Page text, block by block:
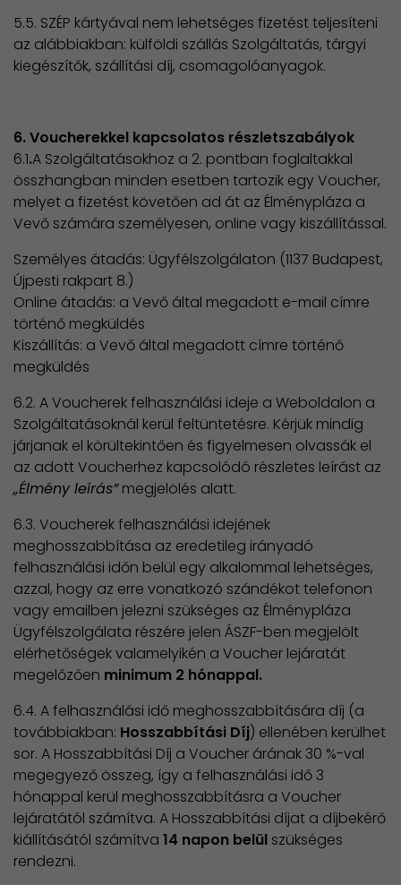
5.5. SZÉP kártyával nem lehetséges fizetést teljesíteni
az alábbiakban: külföldi szállás Szolgáltatás, tárgyi
kiegészítők, szállítási díj, csomagolóanyagok.
6. Voucherekkel kapcsolatos részletszabályok
6.1.A Szolgáltatásokhoz a 2. pontban foglaltakkal
összhangban minden esetben tartozik egy Voucher,
melyet a fizetést követően ad át az Élménypláza a
Vevő számára személyesen, online vagy kiszállítással.
Személyes átadás: Ügyfélszolgálaton (1137 Budapest,
Újpesti rakpart 8.)
Online átadás: a Vevő által megadott e-mail címre
történő megküldés
Kiszállítás: a Vevő által megadott címre történő
megküldés
6.2. A Voucherek felhasználási ideje a Weboldalon a
Szolgáltatásoknál kerül feltüntetésre. Kérjük mindig
járjanak el körültekintően és figyelmesen olvassák el
az adott Voucherhez kapcsolódó részletes leírást az
„Élmény leírás”megjelölés alatt.
6.3. Voucherek felhasználási idejének
meghosszabbítása az eredetileg irányadó
felhasználási időn belül egy alkalommal lehetséges,
azzal, hogy az erre vonatkozó szándékot telefonon
vagy emailben jelezni szükséges az Élménypláza
Ügyfélszolgálata részére jelen ÁSZF-ben megjelölt
elérhetőségek valamelyikén a Voucher lejáratát
megelőzően minimum 2 hónappal.
6.4. A felhasználási idő meghosszabbítására díj (a
továbbiakban: Hosszabbítási Díj) ellenében kerülhet
sor. A Hosszabbítási Díj a Voucher árának 30 %-val
megegyező összeg, így a felhasználási idő 3
hónappal kerül meghosszabbításra a Voucher
lejáratától számítva. A Hosszabbítási díjat a díjbekérő
kiállításától számítva 14 napon belül szükséges
rendezni.